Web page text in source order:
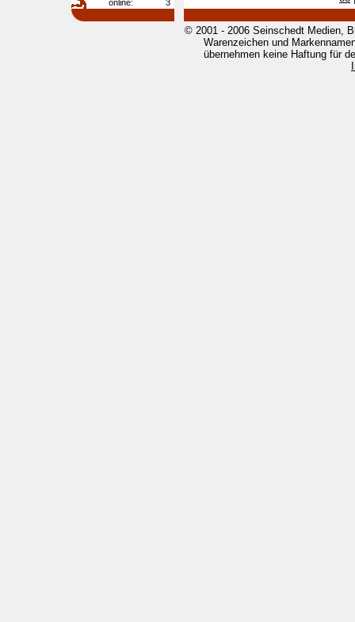
online: 3
© 2001 - 2006 Seinschedt Medien,
Warenzeichen und
übernehmen keine Haftung für